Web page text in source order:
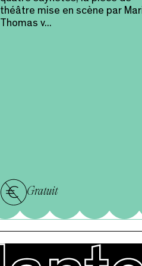
théâtre mise en scène par
Thomas v...
Gratuit